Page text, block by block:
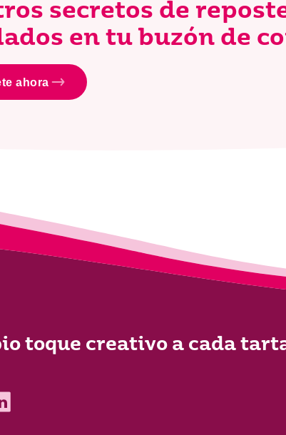
secretos de
en tu buzón de
ahora
toque creativo a cada